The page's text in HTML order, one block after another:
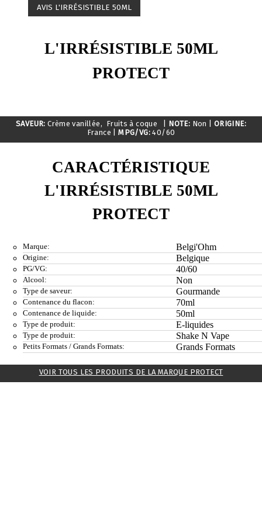
AVIS L'IRRÉSISTIBLE 50ML
L'IRRÉSISTIBLE 50ML
PROTECT
SAVEUR: Crème vanillée, Fruits à coque NOTE: Non
ORIGINE:
France
MPG/VG:40/60
CARACTÉRISTIQUE
L'IRRÉSISTIBLE 50ML
PROTECT
Marque: Belgi'Ohm
Origine: Belgique
PG/VG: 40/60
Alcool: Non
Type de saveur: Gourmande
Contenance du flacon: 70ml
Contenance de liquide: 50ml
Type de produit: E-liquides
Type de produit: Shake N Vape
Petits Formats / Grands Formats: Grands Formats
VOIR TOUS LES PRODUITS DE LA MARQUE PROTECT